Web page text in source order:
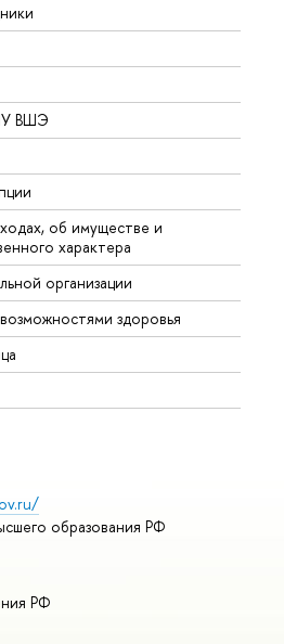
ВШЭ
об имуществе и
характера
организации
здоровья
образования РФ
РФ